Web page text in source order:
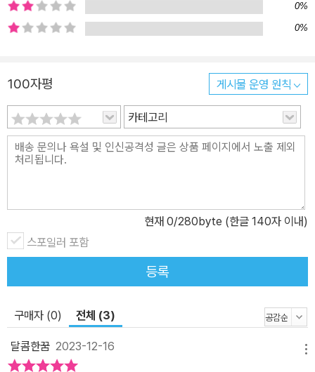
0%
0%
100자평 게시물 운영 원칙
카테고리
현재 0/280byte (한글 140자 이내)
스포일러 포함
등록
구매자 (0) 전체 (3)
달콤한꿈 2023-12-16